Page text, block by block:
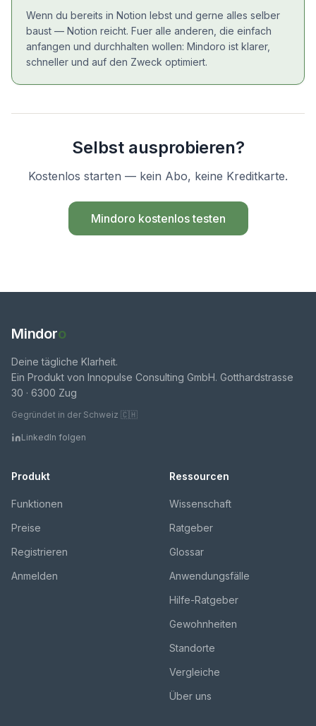
Wenn du bereits in Notion lebst und gerne alles selber
baust — Notion reicht. Fuer alle anderen, die einfach
anfangen und durchhalten wollen: Mindoro ist klarer,
schneller und auf den Zweck optimiert.
Selbst ausprobieren?
Kostenlos starten — kein Abo, keine Kreditkarte.
Mindoro kostenlos testen
Mindoro
Deine tägliche Klarheit.
Ein Produkt von Innopulse Consulting GmbH. Gotthardstrasse
30 · 6300 Zug
Gegründet in der Schweiz 🇨🇭
LinkedIn folgen
Produkt
Funktionen
Preise
Registrieren
Anmelden
Ressourcen
Wissenschaft
Ratgeber
Glossar
Anwendungsfälle
Hilfe-Ratgeber
Gewohnheiten
Standorte
Vergleiche
Über uns